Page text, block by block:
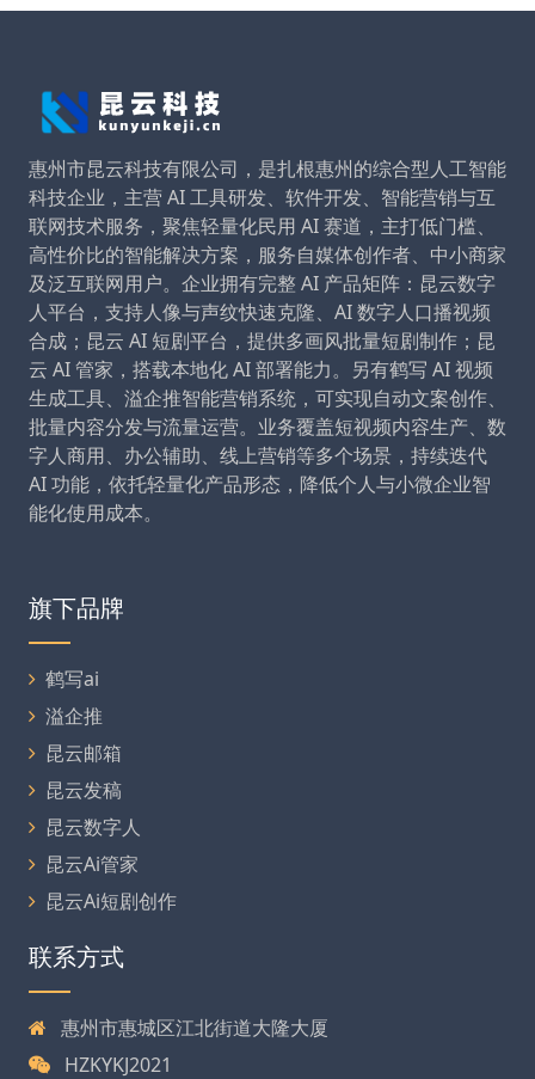
惠州市昆云科技有限公司，是扎根惠州的综合型人工智能
科技企业，主营 AI 工具研发、软件开发、智能营销与互
联网技术服务，聚焦轻量化民用 AI 赛道，主打低门槛、
高性价比的智能解决方案，服务自媒体创作者、中小商家
及泛互联网用户。企业拥有完整 AI 产品矩阵：昆云数字
人平台，支持人像与声纹快速克隆、AI 数字人口播视频
合成；昆云 AI 短剧平台，提供多画风批量短剧制作；昆
云 AI 管家，搭载本地化 AI 部署能力。另有鹤写 AI 视频
生成工具、溢企推智能营销系统，可实现自动文案创作、
批量内容分发与流量运营。业务覆盖短视频内容生产、数
字人商用、办公辅助、线上营销等多个场景，持续迭代
AI 功能，依托轻量化产品形态，降低个人与小微企业智
能化使用成本。
旗下品牌
鹤写ai
溢企推
昆云邮箱
昆云发稿
昆云数字人
昆云Ai管家
昆云Ai短剧创作
联系方式
惠州市惠城区江北街道大隆大厦
HZKYKJ2021